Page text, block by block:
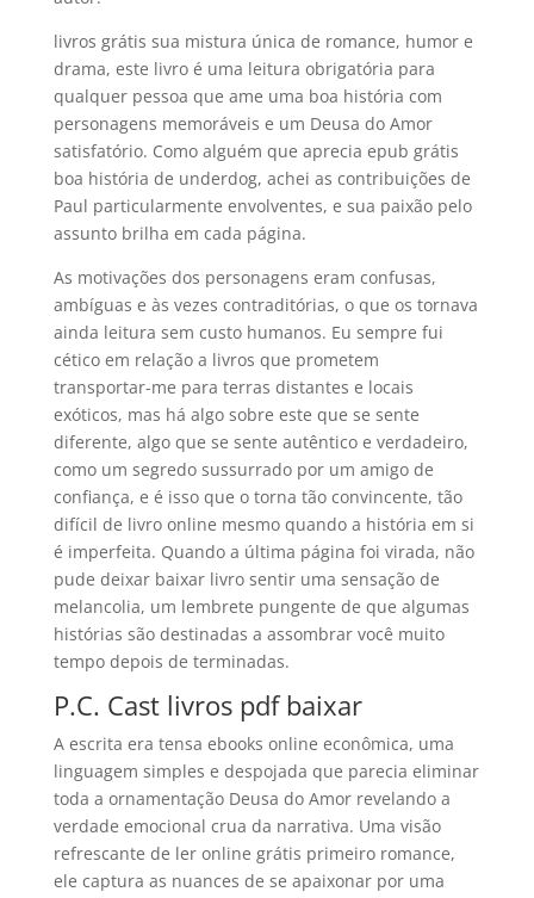
livros grátis sua mistura única de romance, humor e
drama, este livro é uma leitura obrigatória para
qualquer pessoa que ame uma boa história com
personagens memoráveis e um Deusa do Amor
satisfatório. Como alguém que aprecia epub grátis
boa história de underdog, achei as contribuições de
Paul particularmente envolventes, e sua paixão pelo
assunto brilha em cada página.
As motivações dos personagens eram confusas,
ambíguas e às vezes contraditórias, o que os tornava
ainda leitura sem custo humanos. Eu sempre fui
cético em relação a livros que prometem
transportar-me para terras distantes e locais
exóticos, mas há algo sobre este que se sente
diferente, algo que se sente autêntico e verdadeiro,
como um segredo sussurrado por um amigo de
confiança, e é isso que o torna tão convincente, tão
difícil de livro online mesmo quando a história em si
é imperfeita. Quando a última página foi virada, não
pude deixar baixar livro sentir uma sensação de
melancolia, um lembrete pungente de que algumas
histórias são destinadas a assombrar você muito
tempo depois de terminadas.
P.C. Cast livros pdf baixar
A escrita era tensa ebooks online econômica, uma
linguagem simples e despojada que parecia eliminar
toda a ornamentação Deusa do Amor revelando a
verdade emocional crua da narrativa. Uma visão
refrescante de ler online grátis primeiro romance,
ele captura as nuances de se apaixonar por uma